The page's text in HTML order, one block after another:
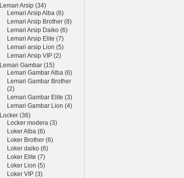
Lemari Arsip (34)
Lemari Arsip Alba (6)
Lemari Arsip Brother (8)
Lemari Arsip Daiko (6)
Lemari Arsip Elite (7)
Lemari arsip Lion (5)
Lemari Arsip VIP (2)
Lemari Gambar (15)
Lemari Gambar Alba (6)
Lemari Gambar Brother
(2)
Lemari Gambar Elite (3)
Lemari Gambar Lion (4)
Locker (36)
Locker modera (3)
Loker Alba (6)
Loker Brother (6)
Loker daiko (6)
Loker Elite (7)
Loker Lion (5)
Loker VIP (3)